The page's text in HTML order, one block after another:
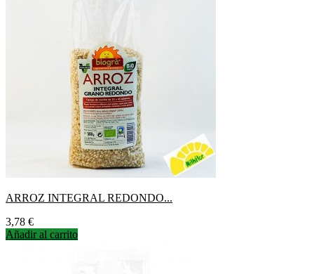
ARROZ INTEGRAL REDONDO...
Precio
3,78 €
Añadir al carrito